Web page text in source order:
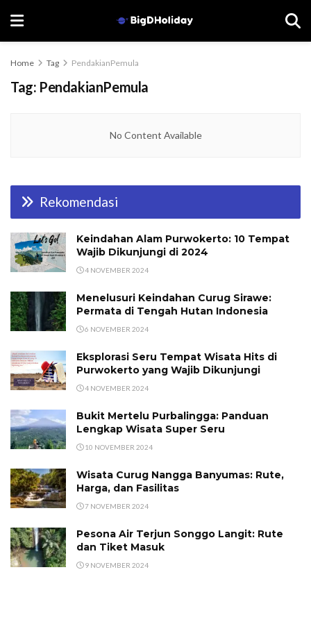
Home Tag PendakianPemula
Tag: PendakianPemula
No Content Available
Rekomendasi
Keindahan Alam Purwokerto: 10 Tempat
Wajib Dikunjungi di 2024
4 NOVEMBER 2024
Menelusuri Keindahan Curug Sirawe:
Permata di Tengah Hutan Indonesia
6 NOVEMBER 2024
Eksplorasi Seru Tempat Wisata Hits di
Purwokerto yang Wajib Dikunjungi
4 NOVEMBER 2024
Bukit Mertelu Purbalingga: Panduan
Lengkap Wisata Super Seru
10 NOVEMBER 2024
Wisata Curug Nangga Banyumas: Rute,
Harga, dan Fasilitas
7 NOVEMBER 2024
Pesona Air Terjun Songgo Langit: Rute
dan Tiket Masuk
9 NOVEMBER 2024